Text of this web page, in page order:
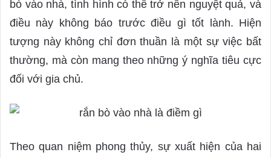
bò vào nhà, tình hình có thể trở nên nguyệt quả, và
điều này không báo trước điều gì tốt lành. Hiện
tượng này không chỉ đơn thuần là một sự việc bất
thường, mà còn mang theo những ý nghĩa tiêu cực
đối với gia chủ.
Theo quan niệm phong thủy, sự xuất hiện của hai